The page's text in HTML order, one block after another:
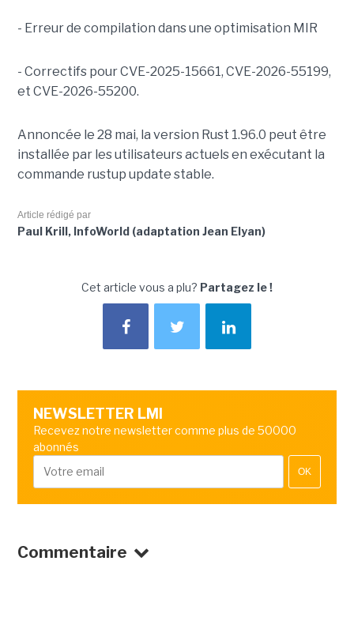
- Erreur de compilation dans une optimisation MIR
- Correctifs pour CVE-2025-15661, CVE-2026-55199,
et CVE-2026-55200.
Annoncée le 28 mai, la version Rust 1.96.0 peut être
installée par les utilisateurs actuels en exécutant la
commande rustup update stable.
Article rédigé par
Paul Krill, InfoWorld (adaptation Jean Elyan)
Cet article vous a plu? Partagez le !
NEWSLETTER LMI
Recevez notre newsletter comme plus de 50000
abonnés
OK
Commentaire